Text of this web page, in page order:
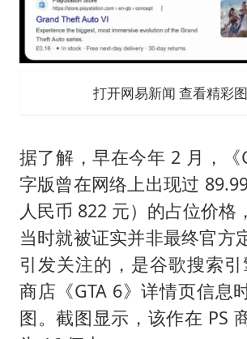
打开网易新闻 查看精彩
据了解，早在今年 2 月，《
字版曾在网络上出现过
人民币 822 元）的占位价格
当时就被证实并非最终官方
引发关注的，是谷歌搜索引
商店《GTA 6》详情页信息
图。截图显示，该作在 PS